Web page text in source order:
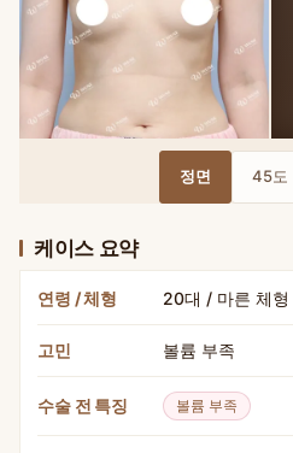
BEFORE — 모티바 가슴확대 · 정
정면 45도
케이스 요약
연령 / 체형 20대 / 마른 체형
고민 볼륨 부족
수술 전 특징 볼륨 부족